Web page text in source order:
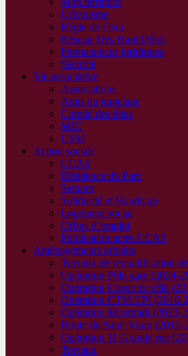
Urbanisme
Régie de l’eau
Réseau Très Haut Débit
Permanences juridiques
Sécurité
Vie associative
Associations
Amis du jumelage
Comité des fêtes
MJC
USM
Action sociale
CCAS
Résidence du Parc
Seniors
Solidarité et Handicap
Logement social
Offres d’emploi
Publication actes CCAS
Aménagements urbains
Travaux de requalification
Opération Pôle gare (2024-
Opération Coeur de ville
Opération CTM CPI (2016-
Opération Montmidi (2023-
Route de Saint Vrain (2015-
Opération 11 Grande rue
Travaux